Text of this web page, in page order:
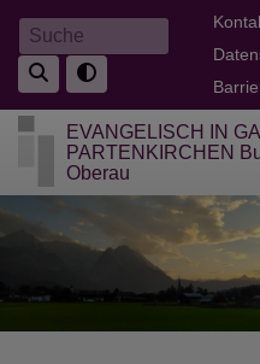
Direkt
zum
Inhalt
Suche
EVANGELISCH IN
PARTENKIRCHEN
Oberau